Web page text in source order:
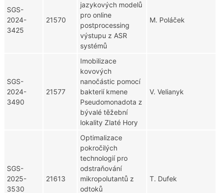
SGS-
2024-
3425
21570
jazykových modelů
pro online
postprocessing
výstupu z ASR
systémů
M. Poláček
SGS-
2024-
3490
21577
Imobilizace
kovových
nanočástic pomocí
bakterií kmene
Pseudomonadota z
bývalé těžební
lokality Zlaté Hory
V. Velianyk
SGS-
2025-
3530
21613
Optimalizace
pokročilých
technologií pro
odstraňování
mikropolutantů z
odtoků
T. Dufek